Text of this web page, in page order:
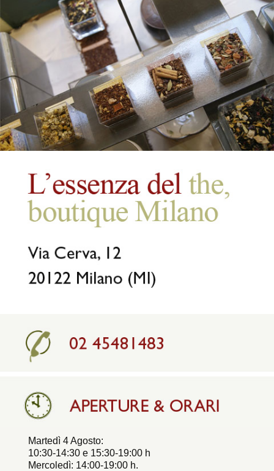
Martedì 4 Agosto:
10:30-14:30 e 15:30-19:00 h
Mercoledì: 14:00-19:00 h.